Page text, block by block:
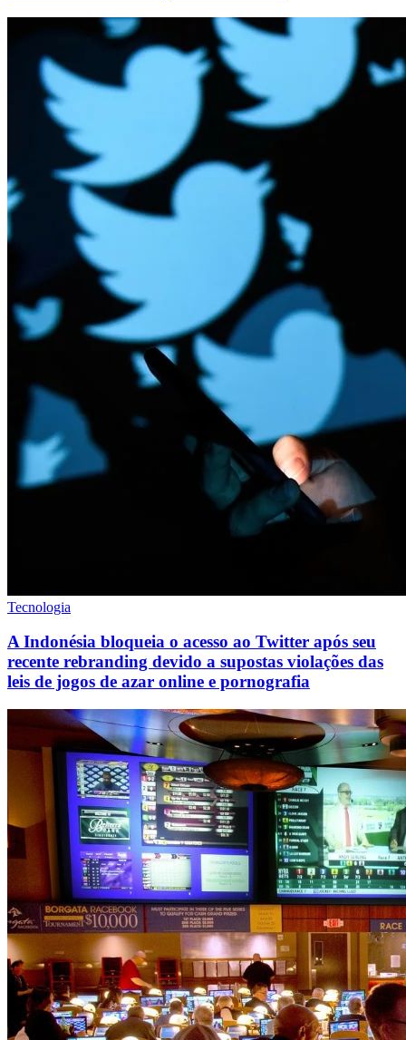
Tecnologia
A Indonésia bloqueia o acesso ao Twitter após seu
recente rebranding devido a supostas violações das
leis de jogos de azar online e pornografia